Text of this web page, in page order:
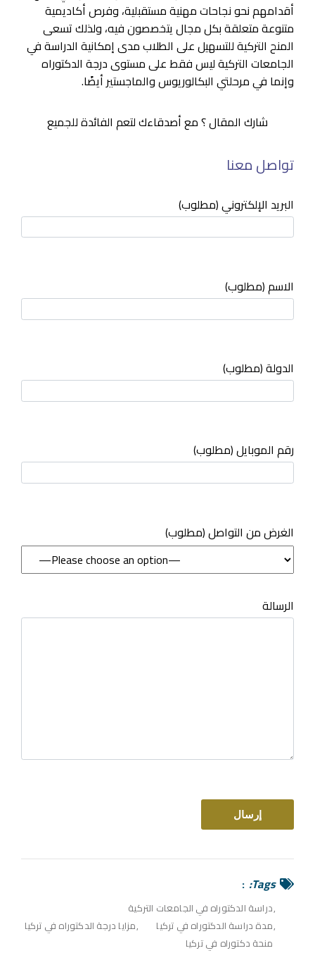
أقدامهم نحو نجاحات مهنية مستقبلية، وفرص أكاديمية
متنوعة متعلقة بكل مجال يتخصصون فيه، ولذلك تسعى
المنح التركية للتسهيل على الطلاب مدى إمكانية الدراسة في
الجامعات التركية ليس فقط على مستوى درجة الدكتوراه
وإنما في مرحلتي البكالوريوس والماجستير أيضًا.
شارك المقال ؟ مع أصدقاءك لتعم الفائدة للجميع
تواصل معنا
البريد الإلكتروني (مطلوب)
الاسم (مطلوب)
الدولة (مطلوب)
رقم الموبايل (مطلوب)
(مطلوب) الغرض من التواصل
الرسالة
Tags:
دراسة الدكتوراه في الجامعات التركية
مدة دراسة الدكتوراه في تركيا
مزايا درجة الدكتوراه في تركيا
منحة دكتوراه في تركيا